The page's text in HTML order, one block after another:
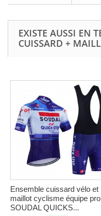
EXISTE AUSSI EN
CUISSARD +
Ensemble cuissard vélo et
maillot cyclisme équipe pro
SOUDAL QUICKS...